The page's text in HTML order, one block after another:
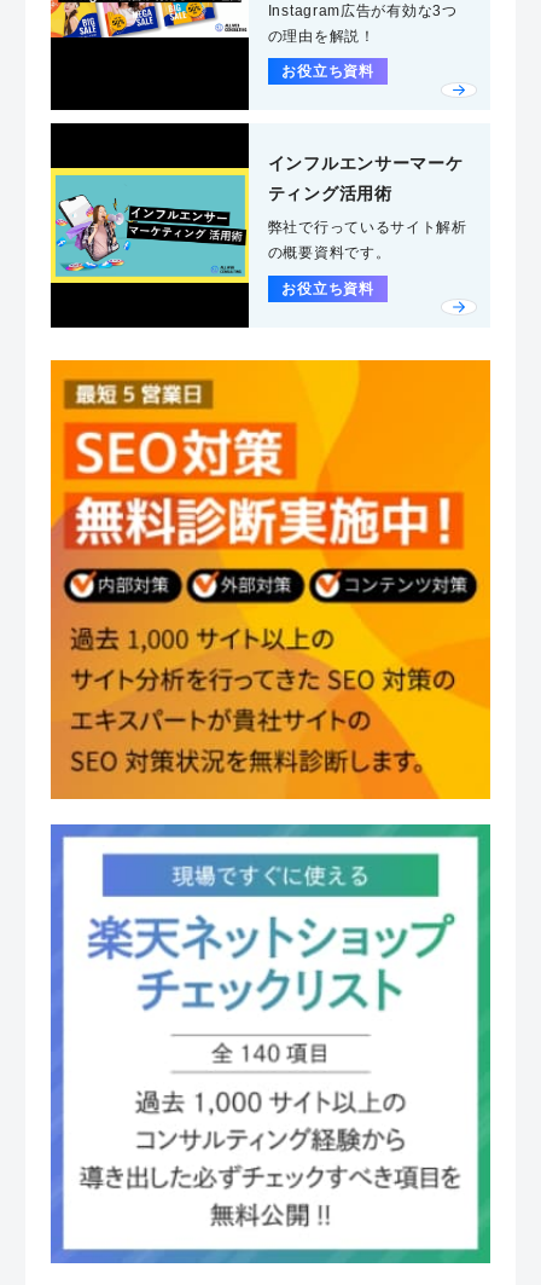
Instagram広告が有効な3つ
の理由を解説！
お役立ち資料
インフルエンサーマーケ
ティング活用術
弊社で行っているサイト解析
の概要資料です。
お役立ち資料